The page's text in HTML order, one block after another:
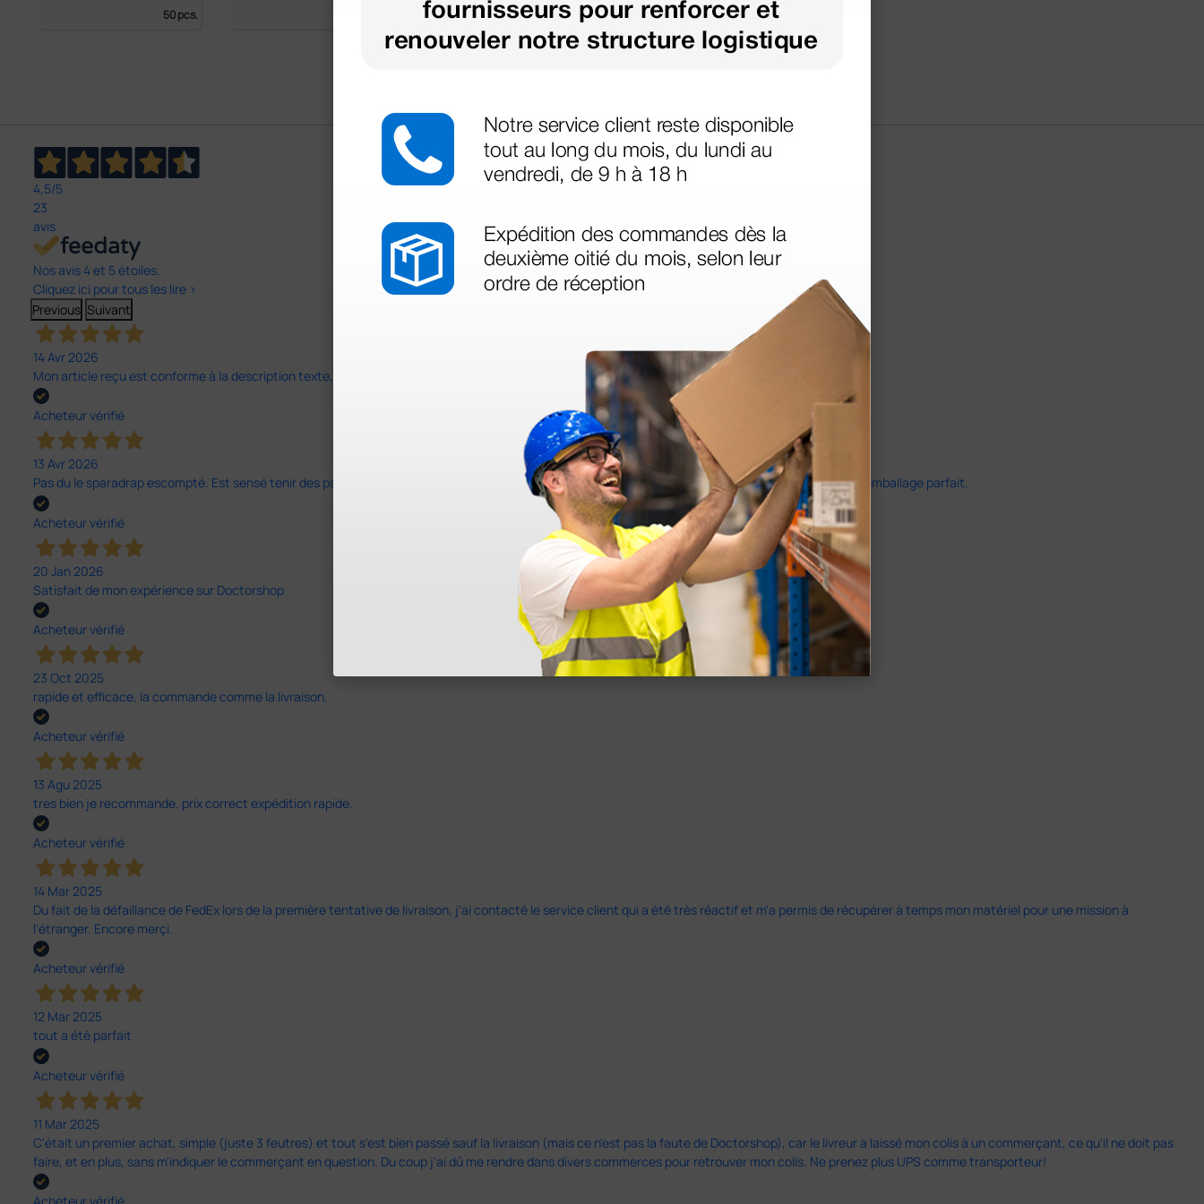
50 pcs.
900 pcs.
50 pcs.
4,5/5
23
avis
Nos avis 4 et 5 étoiles.
Cliquez ici pour tous les lire >
Previous Suivant
14 Avr 2026
Mon article reçu est conforme à la description texte, image et vidéo proposée par le site.
Acheteur vérifié
13 Avr 2026
Pas du le sparadrap escompté. Est sensé tenir des pansements épais ! Ce n'est pas le cas. En ce qui concerne la livraison, elle a été rapide dans un emballage parfait.
Acheteur vérifié
20 Jan 2026
Satisfait de mon expérience sur Doctorshop
Acheteur vérifié
23 Oct 2025
rapide et efficace, la commande comme la livraison.
Acheteur vérifié
13 Agu 2025
tres bien je recommande. prix correct expédition rapide.
Acheteur vérifié
14 Mar 2025
Du fait de la défaillance de FedEx lors de la première tentative de livraison, j'ai contacté le service client qui a été très réactif et m'a permis de récupérer à temps mon matériel pour une mission à
l'étranger. Encore merçi.
Acheteur vérifié
12 Mar 2025
tout a été parfait
Acheteur vérifié
11 Mar 2025
C'était un premier achat, simple (juste 3 feutres) et tout s'est bien passé sauf la livraison (mais ce n'est pas la faute de Doctorshop), car le livreur a laissé mon colis à un commerçant, ce qu'il ne doit pas
faire, et en plus, sans m'indiquer le commerçant en question. Du coup j'ai dû me rendre dans divers commerces pour retrouver mon colis. Ne prenez plus UPS comme transporteur!